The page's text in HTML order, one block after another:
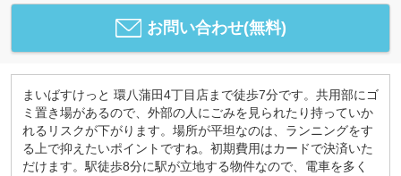
お問い合わせ(無料)
まいばすけっと 環八蒲田4丁目店まで徒歩7分です。共用部にゴ
ミ置き場があるので、外部の人にごみを見られたり持っていか
れるリスクが下がります。場所が平坦なのは、ランニングをす
る上で抑えたいポイントですね。初期費用はカードで決済いた
だけます。駅徒歩8分に駅が立地する物件なので、電車を多く